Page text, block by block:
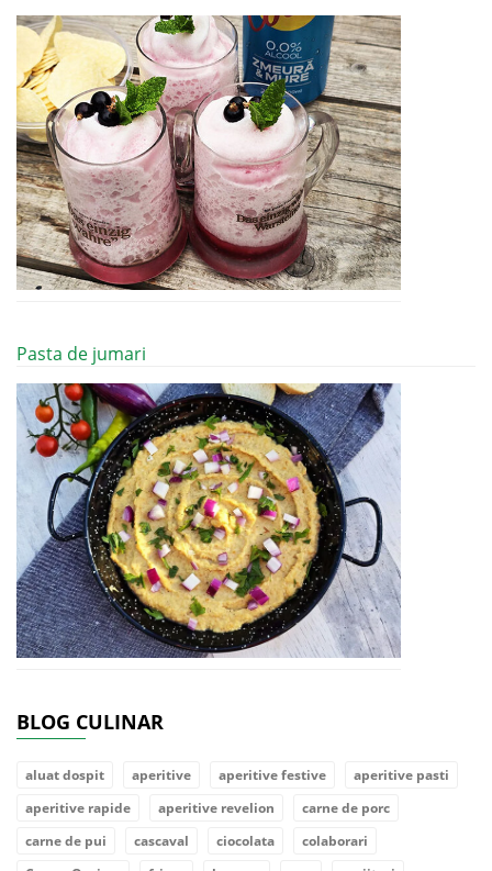
Pasta de jumari
BLOG CULINAR
aluat dospit aperitive aperitive festive
aperitive pasti
aperitive rapide
aperitive revelion
carne de porc
carne de pui
cascaval ciocolata
colaborari